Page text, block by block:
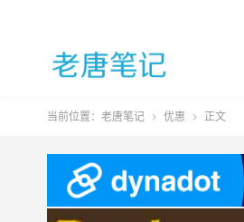
当前位置： 老唐笔记  优惠  正文